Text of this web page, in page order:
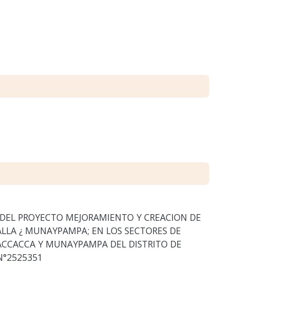
PROYECTO MEJORAMIENTO Y CREACION DE
¿ MUNAYPAMPA; EN LOS SECTORES DE
Y MUNAYPAMPA DEL DISTRITO DE